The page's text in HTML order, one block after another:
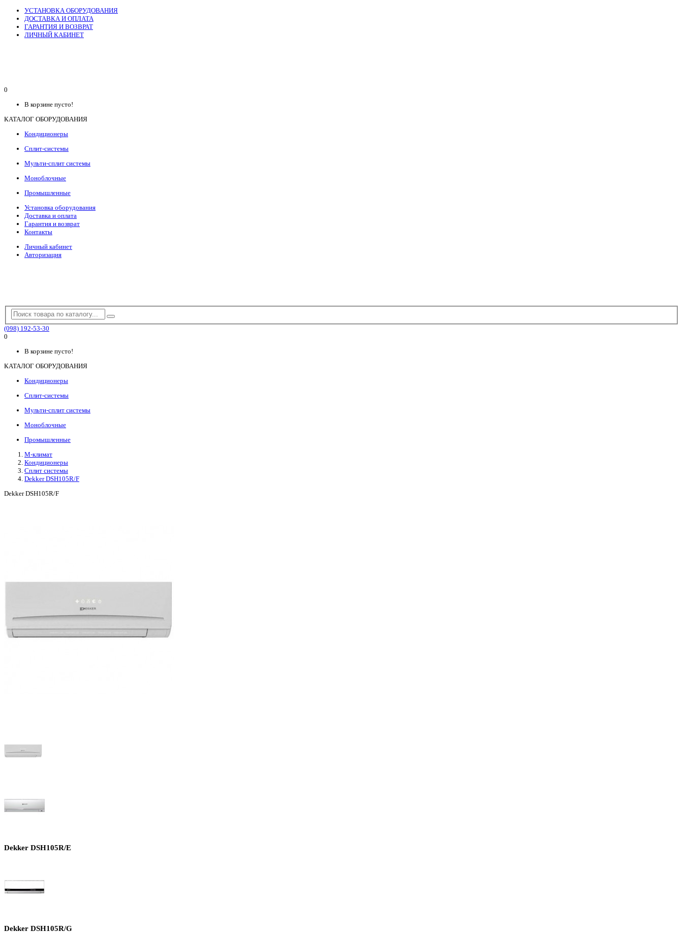
УСТАНОВКА ОБОРУДОВАНИЯ
ДОСТАВКА И ОПЛАТА
ГАРАНТИЯ И ВОЗВРАТ
ЛИЧНЫЙ КАБИНЕТ
0
В корзине пусто!
КАТАЛОГ ОБОРУДОВАНИЯ
Кондиционеры
Сплит-системы
Мульти-сплит системы
Моноблочные
Промышленные
Установка оборудования
Доставка и оплата
Гарантия и возврат
Контакты
Личный кабинет
Авторизация
(098) 192-53-30
0
В корзине пусто!
КАТАЛОГ ОБОРУДОВАНИЯ
Кондиционеры
Сплит-системы
Мульти-сплит системы
Моноблочные
Промышленные
М-климат
Кондиционеры
Сплит системы
Dekker DSH105R/F
Dekker DSH105R/F
Dekker DSH105R/E
Dekker DSH105R/G